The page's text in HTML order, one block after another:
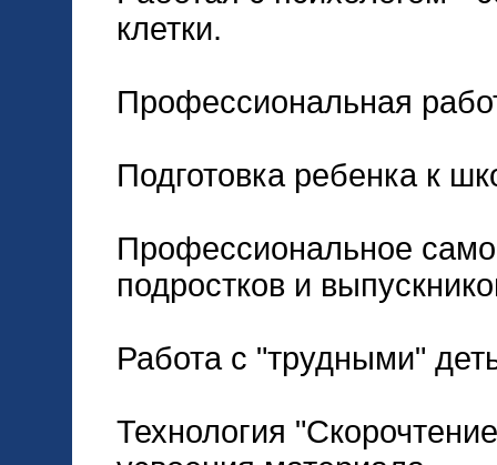
клетки.
Профессиональная
Подготовка ребенка к
Профессиональное
подростков и
Работа с "трудными"
Технология